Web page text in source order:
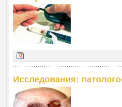
Исследования: